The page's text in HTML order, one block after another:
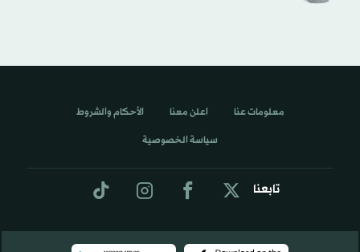
تابعنا
معلومات عنا اعلن معنا الأحكام والشروط
سياسة الخصوصية